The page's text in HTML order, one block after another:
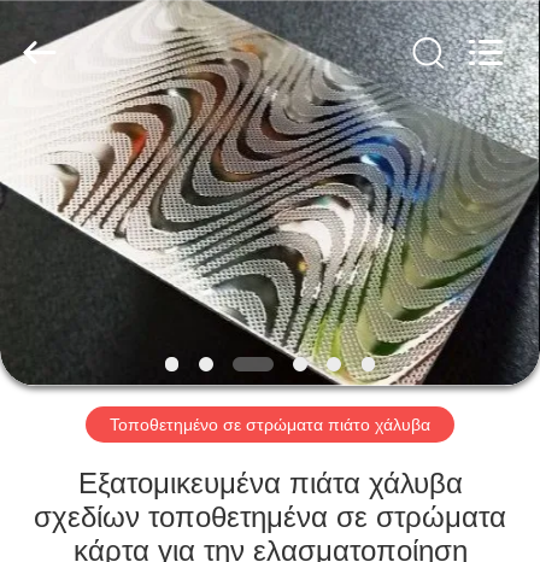
ΣΠΊΤΙ
ΠΡΟΪΌΝΤΑ
ΒΊΝΤΕΟ
ΣΧΕΤΙΚΆ
ΜΕ
ΕΜΆΣ
ΕΠΙΣΚΕΨΉ
ΕΡΓΟΣΤΑΣΊΟΥ
(Tianjin)
Limited.
Τοποθετημένο σε στρώματα πιάτο χάλυβα
Εξατομικευμένα πιάτα χάλυβα
σχεδίων τοποθετημένα σε στρώματα
κάρτα για την ελασματοποίηση